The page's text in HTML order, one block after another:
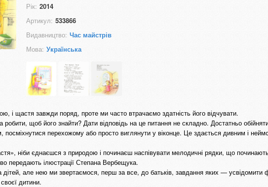
Рік: 2014
Артикул: 533866
Видавництво: Час майстрів
Мова: Українська
і щастя завжди поряд, проте ми часто втрачаємо здатність його відчувати.
щоб його знайти? Дати відповідь на це питання не складно. Достатньо
посміхнутися перехожому або просто виглянути у віконце. Це здається дивним і
ніби єднаєшся з природою і починаєш наспівувати мелодичні рядки, що
передають ілюстрації Степана Вербещука.
дітей, але нею ми звертаємося, перш за все, до батьків, завдання яких ― усвідомити
дитини.